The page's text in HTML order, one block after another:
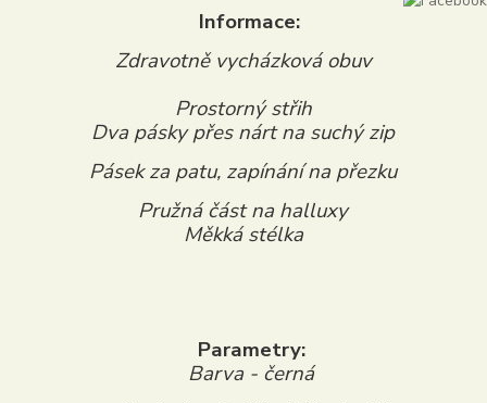
Informace:
Zdravotně vycházková obuv
Prostorný střih
Dva pásky přes nárt na suchý zip
Pásek za patu, zapínání na přezku
Pružná část na halluxy
Měkká stélka
Parametry:
Barva - černá